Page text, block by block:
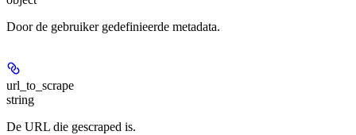
Door de gebruiker gedefinieerde metadata.
url_to_scrape
string
De URL die gescraped is.